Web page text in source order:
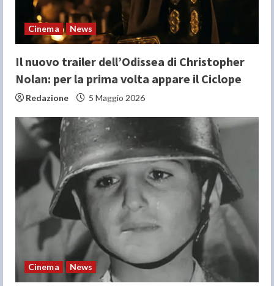
n
gCinema News
Il nuovo trailer dell’Odissea di Christopher
Nolan: per la prima volta appare il Ciclope
Redazione 5 Maggio 2026
Cinema News